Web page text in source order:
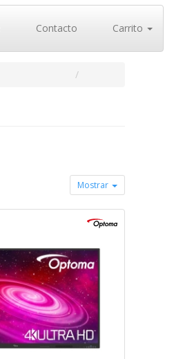
Contacto Carrito
Mostrar